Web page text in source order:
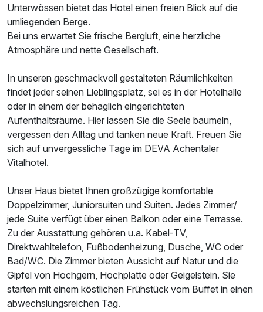
Für 3 Tage p.P. ab
Unterwössen bietet das Hotel einen freien Blick auf die
umliegenden Berge.
Bei uns erwartet Sie frische Bergluft, eine herzliche
Atmosphäre und nette Gesellschaft.
In unseren geschmackvoll gestalteten Räumlichkeiten
findet jeder seinen Lieblingsplatz, sei es in der Hotelhalle
oder in einem der behaglich eingerichteten
Aufenthaltsräume. Hier lassen Sie die Seele baumeln,
vergessen den Alltag und tanken neue Kraft. Freuen Sie
sich auf unvergessliche Tage im DEVA Achentaler
Vitalhotel.
Unser Haus bietet Ihnen großzügige komfortable
Doppelzimmer, Juniorsuiten und Suiten. Jedes Zimmer/
jede Suite verfügt über einen Balkon oder eine Terrasse.
Zu der Ausstattung gehören u.a. Kabel-TV,
Direktwahltelefon, Fußbodenheizung, Dusche, WC oder
Bad/WC. Die Zimmer bieten Aussicht auf Natur und die
Gipfel von Hochgern, Hochplatte oder Geigelstein. Sie
starten mit einem köstlichen Frühstück vom Buffet in einen
abwechslungsreichen Tag.